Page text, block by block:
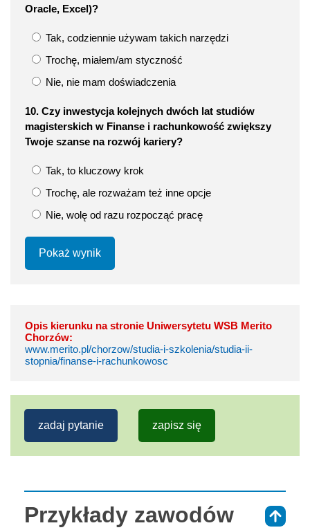
Oracle, Excel)?
Tak, codziennie używam takich narzędzi
Trochę, miałem/am styczność
Nie, nie mam doświadczenia
10. Czy inwestycja kolejnych dwóch lat studiów
magisterskich w Finanse i rachunkowość zwiększy
Twoje szanse na rozwój kariery?
Tak, to kluczowy krok
Trochę, ale rozważam też inne opcje
Nie, wolę od razu rozpocząć pracę
Pokaż wynik
Opis kierunku na stronie Uniwersytetu WSB Merito
Chorzów:
www.merito.pl/chorzow/studia-i-szkolenia/studia-ii-
stopnia/finanse-i-rachunkowosc
zadaj pytanie zapisz się
Przykłady zawodów